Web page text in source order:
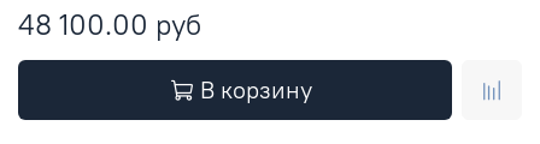
48 100.00 руб
В корзину